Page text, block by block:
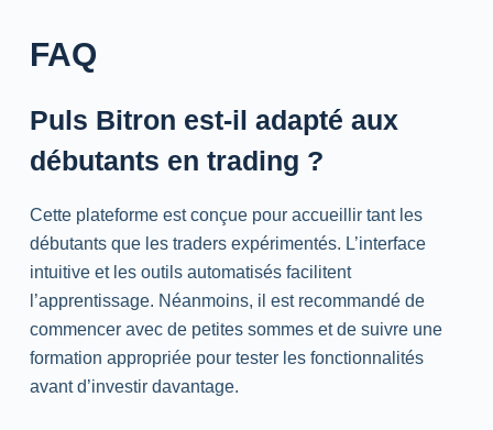
FAQ
Puls Bitron est-il adapté aux
débutants en trading ?
Cette plateforme est conçue pour accueillir tant les
débutants que les traders expérimentés. L’interface
intuitive et les outils automatisés facilitent
l’apprentissage. Néanmoins, il est recommandé de
commencer avec de petites sommes et de suivre une
formation appropriée pour tester les fonctionnalités
avant d’investir davantage.